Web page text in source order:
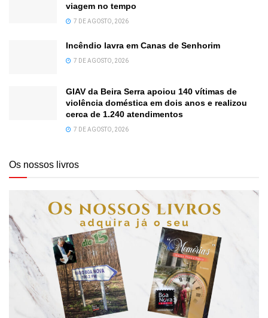
viagem no tempo
7 DE AGOSTO, 2026
Incêndio lavra em Canas de Senhorim
7 DE AGOSTO, 2026
GIAV da Beira Serra apoiou 140 vítimas de
violência doméstica em dois anos e realizou
cerca de 1.240 atendimentos
7 DE AGOSTO, 2026
Os nossos livros